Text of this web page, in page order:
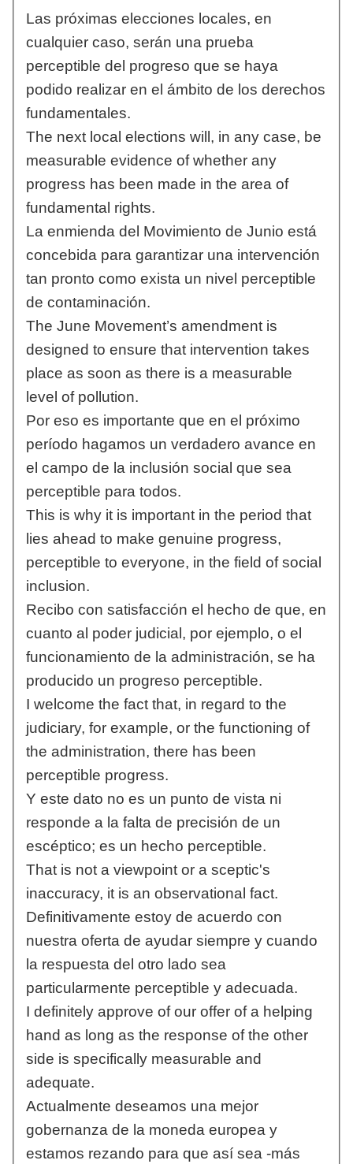
Las próximas elecciones locales, en
cualquier caso, serán una prueba
perceptible del progreso que se haya
podido realizar en el ámbito de los derechos
fundamentales.
The next local elections will, in any case, be
measurable evidence of whether any
progress has been made in the area of
fundamental rights.
La enmienda del Movimiento de Junio está
concebida para garantizar una intervención
tan pronto como exista un nivel perceptible
de contaminación.
The June Movement’s amendment is
designed to ensure that intervention takes
place as soon as there is a measurable
level of pollution.
Por eso es importante que en el próximo
período hagamos un verdadero avance en
el campo de la inclusión social que sea
perceptible para todos.
This is why it is important in the period that
lies ahead to make genuine progress,
perceptible to everyone, in the field of social
inclusion.
Recibo con satisfacción el hecho de que, en
cuanto al poder judicial, por ejemplo, o el
funcionamiento de la administración, se ha
producido un progreso perceptible.
I welcome the fact that, in regard to the
judiciary, for example, or the functioning of
the administration, there has been
perceptible progress.
Y este dato no es un punto de vista ni
responde a la falta de precisión de un
escéptico; es un hecho perceptible.
That is not a viewpoint or a sceptic's
inaccuracy, it is an observational fact.
Definitivamente estoy de acuerdo con
nuestra oferta de ayudar siempre y cuando
la respuesta del otro lado sea
particularmente perceptible y adecuada.
I definitely approve of our offer of a helping
hand as long as the response of the other
side is specifically measurable and
adequate.
Actualmente deseamos una mejor
gobernanza de la moneda europea y
estamos rezando para que así sea -más